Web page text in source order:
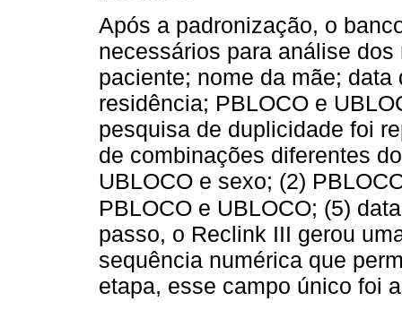
Após a padronização, o
necessários para análise
paciente; nome da mãe;
residência; PBLOCO e
pesquisa de duplicidade foi
de combinações diferentes
UBLOCO e sexo; (2)
PBLOCO e UBLOCO; (5)
passo, o Reclink III gerou
sequência numérica que
etapa, esse campo único foi